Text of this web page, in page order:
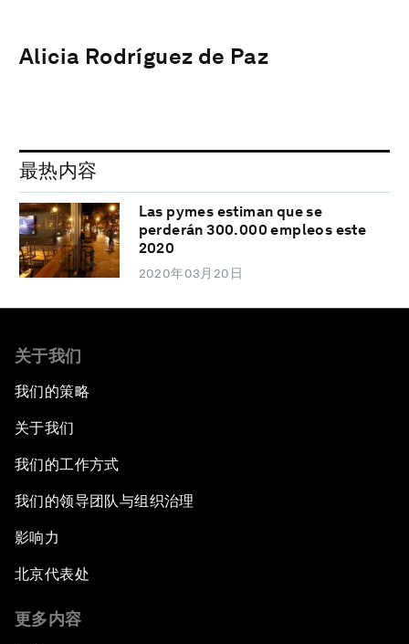
Alicia Rodríguez de Paz
最热内容
Las pymes estiman que se
perderán 300.000 empleos este
2020
2020年03月20日
关于我们
我们的策略
关于我们
我们的工作方式
我们的领导团队与组织治理
影响力
北京代表处
更多内容